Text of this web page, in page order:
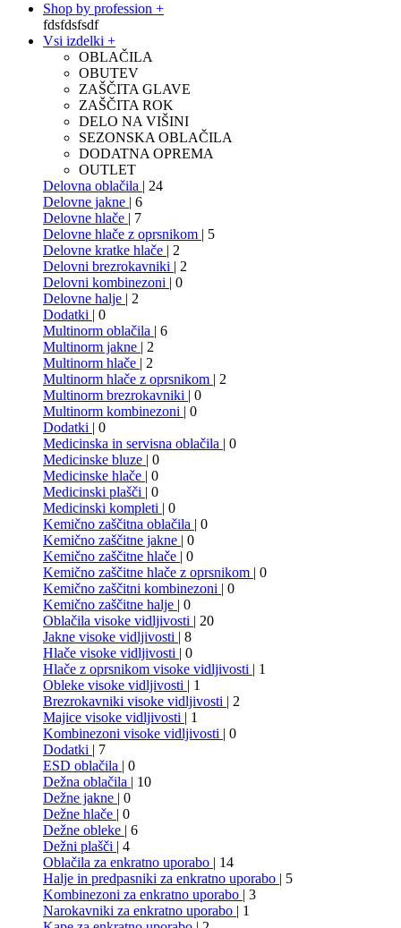
Shop by profession +
fdsfdsfsdf
Vsi izdelki +
OBLAČILA
OBUTEV
ZAŠČITA GLAVE
ZAŠČITA ROK
DELO NA VIŠINI
SEZONSKA OBLAČILA
DODATNA OPREMA
OUTLET
Delovna oblačila | 24
Delovne jakne | 6
Delovne hlače | 7
Delovne hlače z oprsnikom | 5
Delovne kratke hlače | 2
Delovni brezrokavniki | 2
Delovni kombinezoni | 0
Delovne halje | 2
Dodatki | 0
Multinorm oblačila | 6
Multinorm jakne | 2
Multinorm hlače | 2
Multinorm hlače z oprsnikom | 2
Multinorm brezrokavniki | 0
Multinorm kombinezoni | 0
Dodatki | 0
Medicinska in servisna oblačila | 0
Medicinske bluze | 0
Medicinske hlače | 0
Medicinski plašči | 0
Medicinski kompleti | 0
Kemično zaščitna oblačila | 0
Kemično zaščitne jakne | 0
Kemično zaščitne hlače | 0
Kemično zaščitne hlače z oprsnikom | 0
Kemično zaščitni kombinezoni | 0
Kemično zaščitne halje | 0
Oblačila visoke vidljivosti | 20
Jakne visoke vidljivosti | 8
Hlače visoke vidljivosti | 0
Hlače z oprsnikom visoke vidljivosti | 1
Obleke visoke vidljivosti | 1
Brezrokavniki visoke vidljivosti | 2
Majice visoke vidljivosti | 1
Kombinezoni visoke vidljivosti | 0
Dodatki | 7
ESD oblačila | 0
Dežna oblačila | 10
Dežne jakne | 0
Dežne hlače | 0
Dežne obleke | 6
Dežni plašči | 4
Oblačila za enkratno uporabo | 14
Halje in predpasniki za enkratno uporabo | 5
Kombinezoni za enkratno uporabo | 3
Narokavniki za enkratno uporabo | 1